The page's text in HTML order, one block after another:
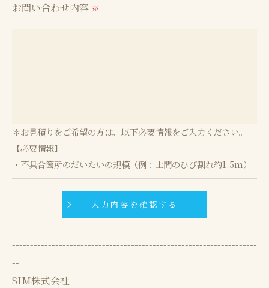
お問い合わせ内容 ※
＊お見積りをご希望の方は、以下必要情報をご入力ください。
【必要情報】
・不具合箇所のだいたいの規模（例：土間のひび割れ約1.5m）
--------------------------------------------------------------------
--
SIM株式会社